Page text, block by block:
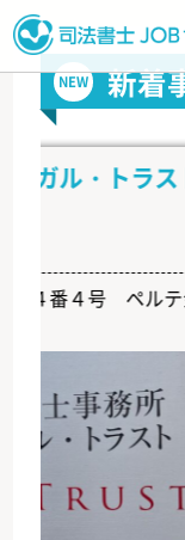
NEW 新着
・トラスト
４号 ペルテ金城